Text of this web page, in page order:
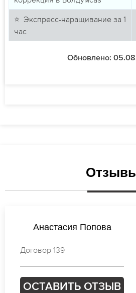
⭐ Экспресс-наращивание за 1
час
Обновлено:
Мария Соколова
Договор 633
ОСТАВИТЬ ОТЗЫВ